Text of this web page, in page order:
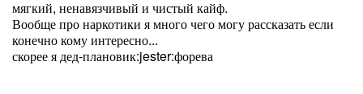
мягкий, ненавязчивый и чистый кайф.
Вообще про наркотики я много чего могу рассказать если
конечно кому интересно...
скорее я дед-плановик:jester:форева